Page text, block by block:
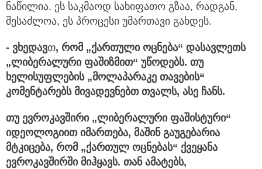
ნაწილია. ეს საკმაოდ სახიფათო გზაა, რადგან,
შესაძლოა, ეს პროცესი უმართავი გახდეს.
- ვხედავთ, რომ „ქართული ოცნება“ დასავლეთს
„ლიბერალური ფაშიზმით“ უწოდებს. თუ
ხელისუფლების „მოლაპარაკე თავების“
კომენტარებს მივადევნებთ თვალს, ასე ჩანს.
თუ ევროკავშირი „ლიბერალური ფაშისტური“
იდეოლოგიით იმართება, მაშინ გაუგებარია
მტკიცება, რომ „ქართულ ოცნებას“ ქვეყანა
ევროკავშირში მიჰყავს. თან ამატებს,